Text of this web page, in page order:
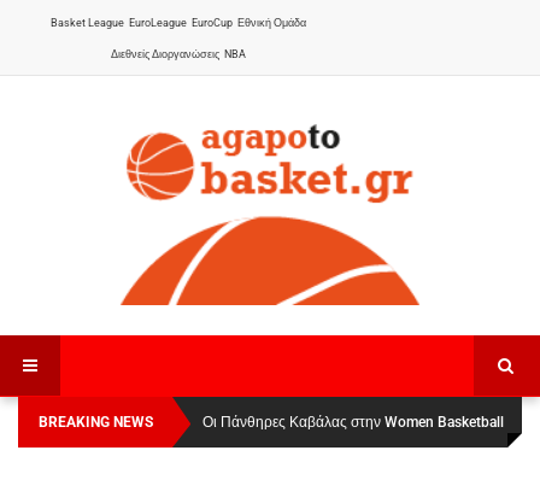
Basket League EuroLeague EuroCup Εθνική Ομάδα
Διεθνείς Διοργανώσεις NBA
BREAKING NEWS
Οι Πάνθηρες Καβάλας στην Women Basketball
League 1
Αναχώρησε για τα Γιάννενα η Εθνική Γυναικών